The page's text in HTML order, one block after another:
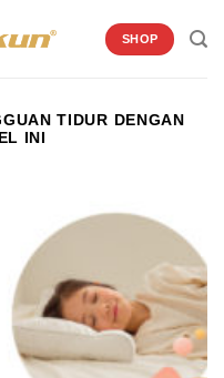
SHOP
TIDUR DENGAN
INI